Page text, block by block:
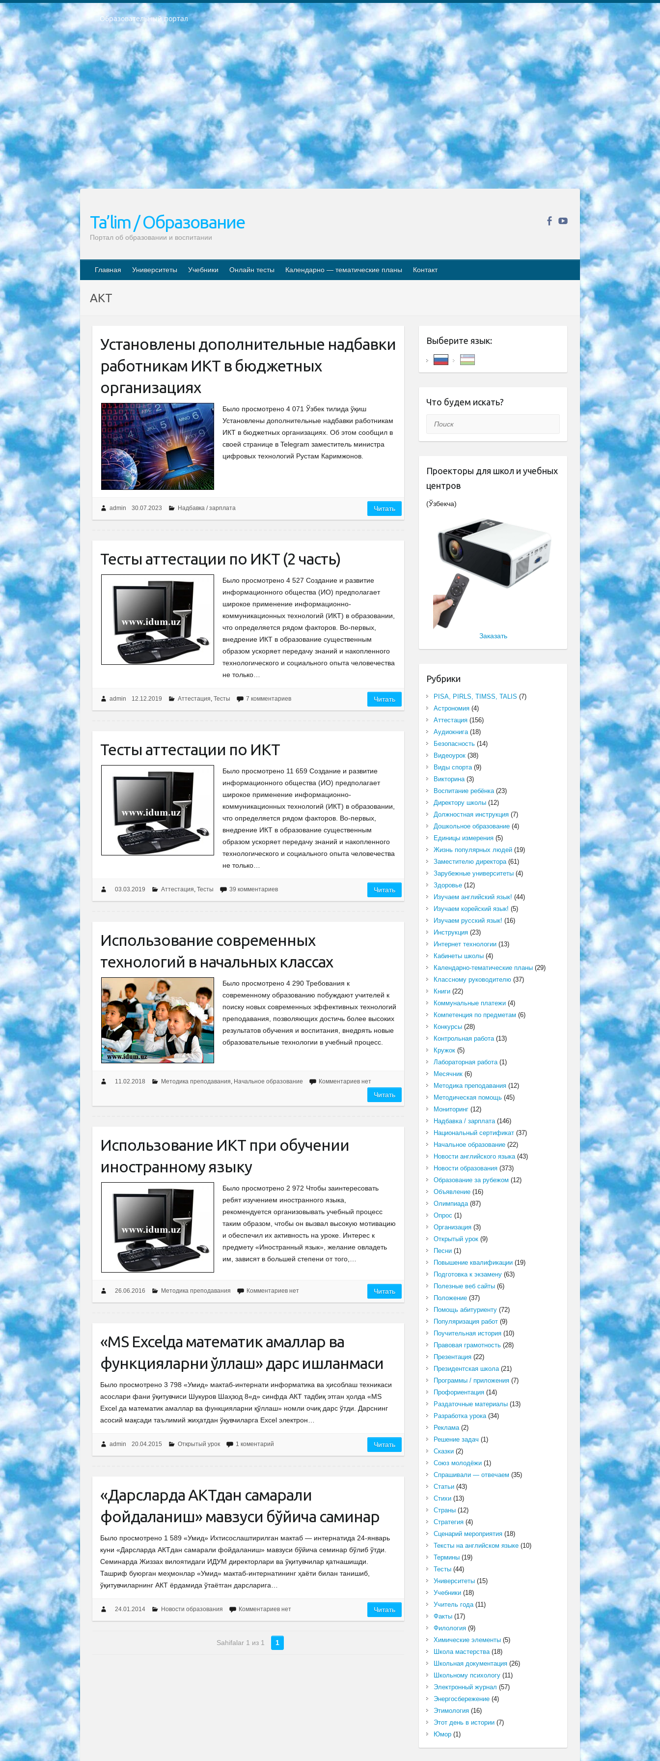
Образовательный портал
РЕСПУБЛИКА УЗБЕКИСТАН МИНИСТРЕРСТВО ДОШКОЛЬНОГО И ШКОЛЬНОГО ОБРАЗОВАНИЯ КОМАНДА в общеобразовательных учреждениях в 2023-2024 учебном году организация и проведение итоговой государственной аттестации обучающихся о Министра дошкольного и школьного образования Республики Узбекистан от 4 марта 2008 года (постановлением Минюста от 20 марта 2008 года № 1778 государственной регистрации) «Итоговое состояние учащихся общего среднего образования на основании положения об утверждении положения об аттестации общего среднего образования выпускной экзамен студентов в образовательных учреждениях в 2023-2024 учебном году В целях организации и прохождения аттестации приказываю: 1. Следующее: перечень предметов, по которым будет проводиться итоговая государственная аттестация и экзамен формы перевода согласно приложению 1; сертификаты международного образца, оценивающие уровень владения иностранными языками перечень согласно приложению 2; 2. Педагогический при специализированных образовательных учреждениях. научно-практический центр квалификации и международной оценки (Д.Давидова) 2024 г. До 25 марта: задания по предметам, по которым будет проводиться итоговая аттестация разработка и утверждение технических условий; итоговая аттестация на основании разработанного предметного задания разработка вопросов по предметам (устно и письменно), экзамен передача; общеобразовательные средние школы и специальные учебные заведения учащиеся выпускных классов школ и интернатов в агентской системе подготовка базы данных экзаменационных материалов и критериев оценки; перевод базы экзаменационных материалов на все языки обучения подать в Республиканский образовательный центр для изготовления; варианты экзаменов на основе разработанных контрольных материалов пусть будут поставлены задачи формирования. 3. Республиканский образовательный центр (Ш.Худайкулов) до 5 апреля 2024 года. до: база данных предоставленных экзаменационных материалов на все языки обучения перевод и экспертиза; для слепых, слабовидящих, глухих, слабослышащих и умственно отсталых детей учащиеся выпускных классов специализированных школ и школ-интернатов база данных экзаменационных материалов на всех преподаваемых языках подготовка критериев оценки; специализированные школы для умственно отсталых детей и технологии для учащихся выпускных классов школ-интернатов разработка соответствующих рекомендаций и критериев проведения ЕГЭ по естествознанию давать задания. 4. Педагогический при специализированных образовательных учреждениях. Научно-практический центр навыков и международной оценки (Д.Давидова), Республика образовательный центр (Худайкулов Ш.) итоговый государственный аттестационный экзамен ориентирован на творческое и логическое мышление при подготовке базы материалов учитывать введение заданий. 5. Следует отметить, что: сертификат государственного образца о знании общеобразовательного предмета и как минимум национальный уровень B1 по предметам на иностранных языках, указанным в Приложении 2. или международно признанный сертификат эквивалентного уровня студенты, изучающие определенный предмет, освобождаются от экзамена; по соответствующим предметам запланирована итоговая государственная аттестация за день до дня, путем жеребьевки Рабочей группой (в письменной форме по предметам, проводимым в форме) из числа сформированных вариантов выбрано 2 варианта; 2 выбранных варианта экзамена анонсированы на официальном сайте министерства и все выпускники по всей стране на основе этих вариантов проводит итоговую государственную аттестацию. 6. Государственное образование учащихся средних общеобразовательных учреждений. знания в соответствии с квалификационными требованиями, которые необходимо приобрести на основании стандартов итоговый (выпускной) контроль для 9 и 11 классов в целях тестирования Экзамены (далее – экзамены) состоят из предметов, перечисленных в приложении 1. будет сделано. 7. Экзамены пройдут с 26 мая по 15 июня 2024 г. (кроме науки физического воспитания). 8. Физическая для учащихся 9 классов общесредних образовательных учреждений. Экзамены по предмету «Образование, квалификация медицина» 1-6 мая 2024 года. сотрудники перевести под присмотр (с отклонениями в физическом или умственном развитии) специализированная школа для детей, школы-интернаты и со сколиозом школы-интернаты санаторного типа для больных детей исключены). 9. Он был слепым, слабовидящим и имел нарушения опорно-двигательного аппарата. экзамены в специализированных школах и интернатах для детей должны проводиться исходя из требований, предъявляемых к общеобразовательным учреждениям (физкультура кроме науки). 10. Специализированная школа для глухих и слабослышащих детей. и экзамены в интернатах и быть реализован в виде письменного теста по математике. 11. Специальность для умственно отсталых детей. Для 9 класса Родной язык и литературное письмо Государственный язык (язык обучения – узбекский). для неклассов) написано Математическое письмо Письменная/устная история Узбекистана Физическое воспитание практично Итоговый контроль Для 11 класса Написание родного языка и литературы (эссе) Математическое письмо Узбекский язык (обучение на узбекском языке) не посещающее общее среднее образование для учреждений)/Образовательное учреждение выбор письменный и устный Иностранный язык письменный/устный Письменная/устная история Узбекистана *По выбору студента:  Химия  Физика  Основы государственного права  География 10 бесплатных образовательных ресурсов - Мы составили подборку онлайн-проектов с интерактивными упражнениями, видеолекциями и статьями. Они помогут вам обрести новые и освежить старые знания бесплатно. 1. «ИНТУИТ» Старейшая образовательная площадка Рунета. Здесь вы найдёте сотни текстовых и видеокурсов на десятки различных тем — от программирования до психологии. Многие курсы подготовлены российскими университетами и крупными международными компаниями вроде Intel и Microsoft. Самостоятельное обучение бесплатное, но желающие могут оплатить услуги персональных наставников. 2. «Смартия» знакомит с актуальными профессиями и подсказывает, как им обучаться. Выбрав заинтересовавшую вас специальность — SMM-специалист, фотограф, веб-дизайнер или другую, — увидите список необходимых для неё умений. Чтобы вы могли освоить их самостоятельно, для каждого умения площадка отображает подборку ссылок на учебные материалы. Хотя «Смартия» ориентируется на русскоязычную аудиторию, часть контента всё же доступна только на английском. 3. «Лекторий Физтеха» Проект Московского физико-технического института (Физтеха). С его помощью вы можете смотреть онлайн серии лекций, записанные на видео в этом вузе. В числе доступных предметов — физика, биология, химия, информационные технологии и другие. К некоторым лекциям администрация ресурса прилагает готовые конспекты, которые можно скачивать в PDF-формате. 4. ITMOcourses Онлайн-площадка Санкт-Петербургского национального исследовательского университета информационных технологий, механики и оптики (ИТМО). Ресурс предоставляет свободный доступ к курсам, разработанным в этом вузе. Каталог материалов разбит на четыре категории: «Оптические системы и технологии», «Приборостроение и робототехника», «Информационные технологии» и «Биотехнологии». Курсы состоят из видеолекций, интерактивных демонстраций и заданий. 5. «КиберЛенинка» Электронная научная библиотека открытого доступа. Каталог площадки регулярно обрастает текстами статей из различных научных изданий. Сгруппированные по журналам и рубрикам публикации можно читать онлайн или скачивать целиком в PDF-формате. Проект нацелен на популяризацию науки за счёт открытого доступа к качественной информации. 6. «ПостНаука» На этом ресурсе публикуют подборки видеолекций, составленные экспертами из разных отраслей и объединённые общими темами. Среди них, к примеру, есть серии «Биоинформатика и геномика», «Культура средневековой Скандинавии» и Cinema Studies о теории кино. Каждая подборка лекций — логически связанная история, рассказанная экспертом от первого лица. Кроме того, на сайте появляются научно-образовательные статьи и тесты на разные темы. 7. «Newочём» Команда проекта «Newочём» отбирает самые интересные тексты из англоязычных СМИ и переводит те из них, за которые голосуют участники сообщества «ВКонтакте». По большей части это научно-популярные статьи. Редакторы придумывают лишь заголовки, в остальном содержание переводов соответствует оригиналам. Полные тексты можно читать прямо в социальной сети. 8. InternetUrok Онлайн-база материалов по основным дисциплинам школьной программы. Информация на сайте структурирована по классам, предметам и темам (урокам). Каждый урок состоит из видеолекций и конспектов. Есть также интерактивные тренажёры и тесты для закрепления пройденного материала. Даже если вы давно окончили школу, возможность повторить программу старших классов всегда может пригодиться. 9. Edutainme Ещё один ресурс об образовании. В отличие от Newtonew, как мне кажется, Edutainme больше ориентируется на представителей индустрии: педагогов, предпринимателей, разработчиков образовательных проектов. Но и любой, кто просто стремится к саморазвитию, найдёт на сайте много полезного и интересного для себя. Например, информацию о новых курсах и образовательных сервисах. 10. Newtonew Онлайн-медиа об образовании и обучении в широком смысле. Авторы Newtonew пишут об инструментах, заведениях, тактиках и стратегиях, которые помогают учить других и получать новые знания самостоятельно. На этой площадке вы найдёте новости, обзоры, аналитические мат
Ta’lim / Образование
Портал об образовании и воспитании
Главная Университеты Учебники Онлайн тесты Календарно — тематические планы Контакт
АКТ
Установлены дополнительные надбавки
работникам ИКТ в бюджетных
организациях
Было просмотрено 4 071 Ўзбек тилида ўқиш
Установлены дополнительные надбавки работникам
ИКТ в бюджетных организациях. Об этом сообщил в
своей странице в Telegram заместитель министра
цифровых технологий Рустам Каримжонов.
admin 30.07.2023 Надбавка / зарплата Читать
Тесты аттестации по ИКТ (2 часть)
Было просмотрено 4 527 Создание и развитие
информационного общества (ИО) предполагает
широкое применение информационно-
коммуникационных технологий (ИКТ) в образовании,
что определяется рядом факторов. Во-первых,
внедрение ИКТ в образование существенным
образом ускоряет передачу знаний и накопленного
технологического и социального опыта человечества
не только…
admin 12.12.2019 Аттестация, Тесты 7 комментариев Читать
Тесты аттестации по ИКТ
Было просмотрено 11 659 Создание и развитие
информационного общества (ИО) предполагает
широкое применение информационно-
коммуникационных технологий (ИКТ) в образовании,
что определяется рядом факторов. Во-первых,
внедрение ИКТ в образование существенным
образом ускоряет передачу знаний и накопленного
технологического и социального опыта человечества
не только…
03.03.2019 Аттестация, Тесты 39 комментариев Читать
Использование современных
технологий в начальных классах
Было просмотрено 4 290 Требования к
современному образованию побуждают учителей к
поиску новых современных эффективных технологий
преподавания, позволяющих достичь более высоких
результатов обучения и воспитания, внедрять новые
образовательные технологии в учебный процесс.
11.02.2018 Методика преподавания, Начальное образование Комментариев нет
Читать
Использование ИКТ при обучении
иностранному языку
Было просмотрено 2 972 Чтобы заинтересовать
ребят изучением иностранного языка,
рекомендуется организовывать учебный процесс
таким образом, чтобы он вызвал высокую мотивацию
и обеспечил их активность на уроке. Интерес к
предмету «Иностранный язык», желание овладеть
им, зависят в большей степени от того,…
26.06.2016 Методика преподавания Комментариев нет Читать
«MS Excelда математик амаллар ва
функцияларни қўллаш» дарс ишланмаси
Было просмотрено 3 798 «Умид» мактаб-интернати информатика ва ҳисоблаш техникаси
асослари фани ўқитувчиси Шукуров Шаҳзод 8«д» синфда АКТ тадбиқ этган ҳолда «MS
Excel да математик амаллар ва функцияларни қўллаш» номли очиқ дарс ўтди. Дарснинг
асосий мақсади таълимий жиҳатдан ўқувчиларга Excel электрон…
admin 20.04.2015 Открытый урок 1 коментарий Читать
«Дарсларда АКТдан самарали
фойдаланиш» мавзуси бўйича саминар
Было просмотрено 1 589 «Умид» Ихтисослаштирилган мактаб — интернатида 24-январь
куни «Дарсларда АКТдан самарали фойдаланиш» мавзуси бўйича семинар бўлиб ўтди.
Семинарда Жиззах вилоятидаги ИДУМ директорлари ва ўқитувчилар қатнашишди.
Ташриф буюрган меҳмонлар «Умид» мактаб-интернатининг ҳаёти билан танишиб,
ўқитувчиларнинг АКТ ёрдамида ўтаётган дарсларига…
24.01.2014 Новости образования Комментариев нет Читать
Sahifalar 1 из 1 1
Выберите язык:
Что будем искать?
Поиск
Проекторы для школ и учебных
центров
(Ўзбекча)
Заказать
Рубрики
PISA, PIRLS, TIMSS, TALIS (7)
Астрономия(4)
Аттестация(156)
Аудиокнига(18)
Безопасность(14)
Видеоурок(38)
Виды спорта(9)
Викторина(3)
Воспитание ребёнка(23)
Директору школы(12)
Должностная инструкция(7)
Дошкольное образование(4)
Единицы измерения(5)
Жизнь популярных людей(19)
Заместителю директора(61)
Зарубежные университеты(4)
Здоровье(12)
Изучаем английский язык! (44)
Изучаем корейский язык! (5)
Изучаем русский язык! (16)
Инструкция(23)
Интернет технологии(13)
Кабинеты школы(4)
Календарно-тематические планы(29)
Классному руководителю(37)
Книги(22)
Коммунальные платежи(4)
Компетенция по предметам (6)
Конкурсы(28)
Контрольная работа(13)
Кружок(5)
Лабораторная работа(1)
Месячник(6)
Методика преподавания(12)
Методическая помощь(45)
Мониторинг(12)
Надбавка / зарплата(146)
Национальный сертификат(37)
Начальное образование(22)
Новости английского языка(43)
Новости образования(373)
Образование за рубежом (12)
Объявление(16)
Олимпиада(87)
Опрос (1)
Организация(3)
Открытый урок(9)
Песни(1)
Повышение квалификации(19)
Подготовка к экзамену(63)
Полезные веб сайты(6)
Положение(37)
Помощь абитуриенту(72)
Популяризация работ(9)
Поучительная история(10)
Правовая грамотность(28)
Презентация(22)
Президентская школа(21)
Программы / приложения(7)
Профориентация(14)
Раздаточные материалы(13)
Разработка урока(34)
Реклама(2)
Решение задач (1)
Сказки(2)
Союз молодёжи(1)
Спрашивали — отвечаем (35)
Статьи(43)
Стихи(13)
Страны(12)
Стратегия(4)
Сценарий мероприятия(18)
Тексты на английском языке(10)
Термины(19)
Тесты(44)
Университеты(15)
Учебники(18)
Учитель года(11)
Факты(17)
Филология(9)
Химические элементы(5)
Школа мастерства(18)
Школьная документация(26)
Школьному психологу(11)
Электронный журнал (57)
Энергосбережение(4)
Этимология(16)
Этот день в истории(7)
Юмор(1)